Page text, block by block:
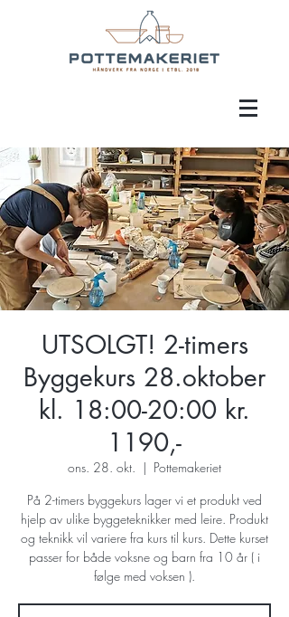
UTSOLGT! 2-timers
Byggekurs 28.oktober
kl. 18:00-20:00 kr.
1190,-
ons. 28. okt.
  |
Pottemakeriet
På 2-timers byggekurs lager vi et produkt ved
hjelp av ulike byggeteknikker med leire. Produkt
og teknikk vil variere fra kurs til kurs. Dette kurset
passer for både voksne og barn fra 10 år ( i
følge med voksen ).